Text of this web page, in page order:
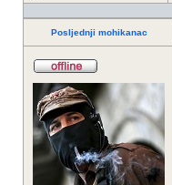
Posljednji mohikanac